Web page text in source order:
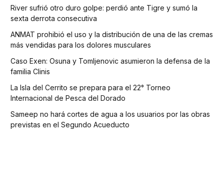
River sufrió otro duro golpe: perdió ante Tigre y sumó la
sexta derrota consecutiva
ANMAT prohibió el uso y la distribución de una de las cremas
más vendidas para los dolores musculares
Caso Exen: Osuna y Tomljenovic asumieron la defensa de la
familia Clinis
La Isla del Cerrito se prepara para el 22° Torneo
Internacional de Pesca del Dorado
Sameep no hará cortes de agua a los usuarios por las obras
previstas en el Segundo Acueducto